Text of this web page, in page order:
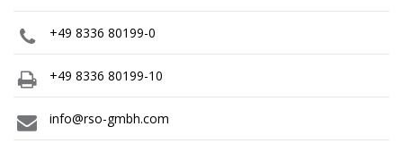
+49 8336 80199-0
+49 8336 80199-10
info@rso-gmbh.com